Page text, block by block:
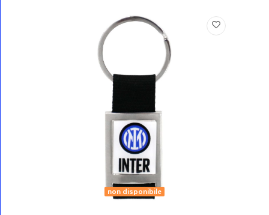
non disponibile